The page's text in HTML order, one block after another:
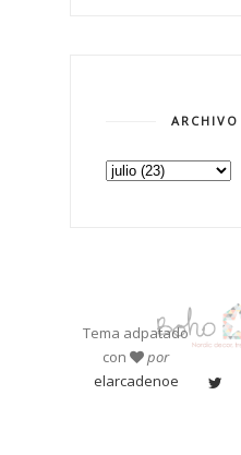
Tema adpatado
con
por
elarcadenoe